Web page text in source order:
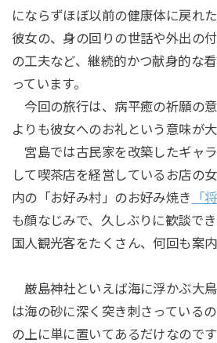
にならずほぼ以前の健康体に戻れ
彼女の、身の回りの世話や外出の
の工夫など、継続的かつ献身的な
っています。
今回の旅行は、病平癒の祈願の
よりも彼女へのお礼という意味が大
宮島では古民家を改築したギャ
して喫茶店を経営しているお店の
内の「お好み村」のお好み焼き
「
も顔なじみで、久しぶりに歓談で
国人観光客をたくさん、何回も案内
厳島神社といえば海に浮かぶ大
は海の砂に深く突き刺さっている
の上に単に置いてあるだけなので